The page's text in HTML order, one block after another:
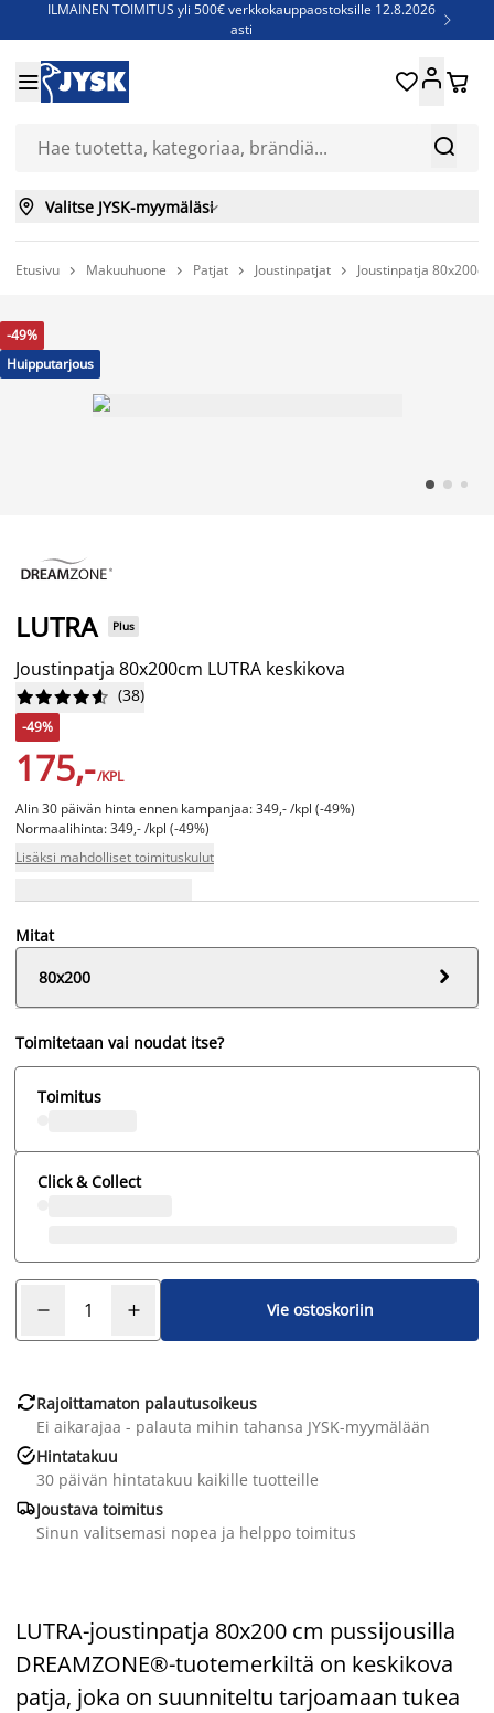
ILMAINEN TOIMITUS yli 500€ verkkokauppaostoksille 12.8.2026
asti

Jenkkisänkyjä - Säästä jopa 60%


 
 Valitse JYSK-myymäläsi
Etusivu  Makuuhuone  Patjat  Joustinpatjat  Joustinpatja
-49%
Huipputarjous
LUTRA Plus
Joustinpatja 80x200cm LUTRA keskikova





 (38)
-49%
175,-/KPL
Alin 30 päivän hinta ennen kampanjaa: 349,- /kpl (-49%)
Normaalihinta: 349,- /kpl (-49%)
Lisäksi mahdolliset toimituskulut
Mitat
80x200

Toimitetaan vai noudat itse?
Toimitus
Click & Collect
Vie ostoskoriin
Rajoittamaton palautusoikeus
Ei aikarajaa - palauta mihin tahansa JYSK-myymälään
Hintatakuu
30 päivän hintatakuu kaikille tuotteille
Joustava toimitus
Sinun valitsemasi nopea ja helppo toimitus
LUTRA-joustinpatja 80x200 cm pussijousilla
DREAMZONE®-tuotemerkiltä on keskikova
patja, joka on suunniteltu tarjoamaan tukea